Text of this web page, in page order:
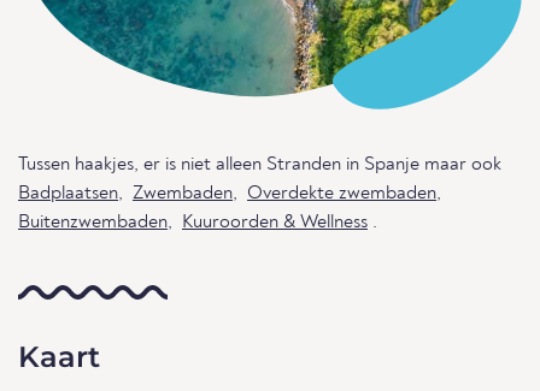
Tussen haakjes, er is niet alleen Stranden in Spanje maar ook
Badplaatsen, Zwembaden, Overdekte zwembaden,
Buitenzwembaden, Kuuroorden & Wellness .
Kaart